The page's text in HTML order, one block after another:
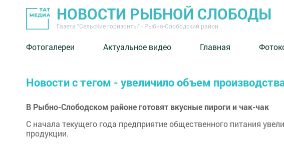
НОВОСТИ РЫБНОЙ СЛОБОДЫ
Газета "Сельские горизонты" - Рыбно-Слободский район
Фотогалереи Актуальное видео Главная
Новости с тегом - увеличило объем
В Рыбно-Слободском районе готовят вкусные пироги и чак-чак
С начала текущего года предприятие общественного питания
продукции.